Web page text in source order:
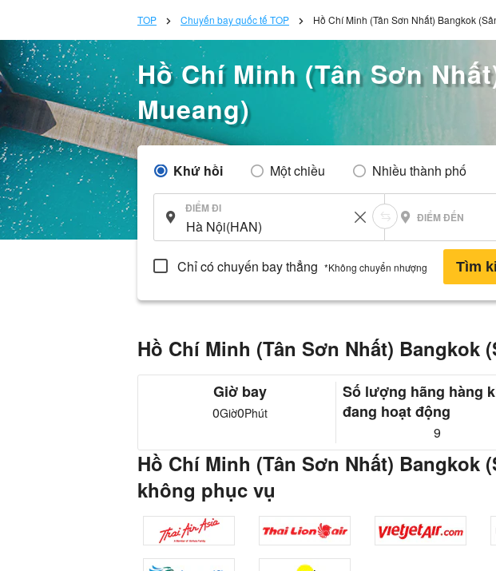
TOP Chuyến bay quốc tế TOP Hồ Chí Minh (Tân Sơn Nhất) Bangkok
Hồ Chí Minh (Tân Sơn
Mueang)
Khứ hồi Một chiều Nhiều thành phố
ĐIỂM ĐI
ĐIỂM ĐẾN
Chỉ có chuyến bay thẳng *Không chuyển nhượng Tìm
Hồ Chí Minh (Tân Sơn Nhất) Bangkok
Giờ bay
0Giờ0Phút
Số lượng hãng hàng
đang hoạt động
9
Hồ Chí Minh (Tân Sơn Nhất) Bangkok
không phục vụ